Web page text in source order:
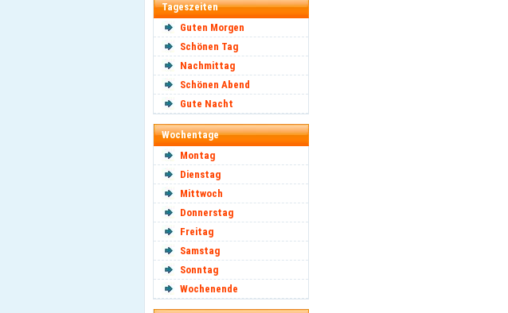
Tageszeiten
Guten Morgen
Schönen Tag
Nachmittag
Schönen Abend
Gute Nacht
Wochentage
Montag
Dienstag
Mittwoch
Donnerstag
Freitag
Samstag
Sonntag
Wochenende